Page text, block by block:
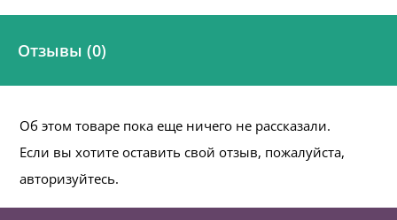
Отзывы (0)
Об этом товаре пока еще ничего не рассказали.
Если вы хотите оставить свой отзыв, пожалуйста,
авторизуйтесь.